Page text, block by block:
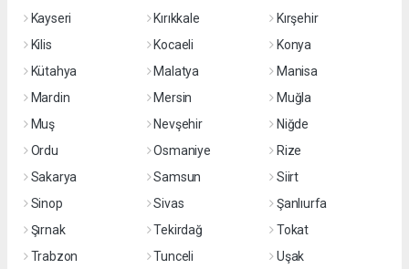
Kayseri
Kırıkkale
Kırşehir
Kilis
Kocaeli
Konya
Kütahya
Malatya
Manisa
Mardin
Mersin
Muğla
Muş
Nevşehir
Niğde
Ordu
Osmaniye
Rize
Sakarya
Samsun
Siirt
Sinop
Sivas
Şanlıurfa
Şırnak
Tekirdağ
Tokat
Trabzon
Tunceli Uşak